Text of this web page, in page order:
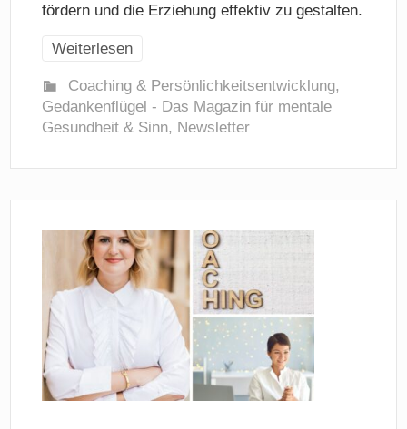
fördern und die Erziehung effektiv zu gestalten.
Weiterlesen
Coaching & Persönlichkeitsentwicklung,
Gedankenflügel - Das Magazin für mentale
Gesundheit & Sinn, Newsletter